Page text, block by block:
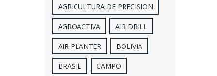
AGRICULTURA DE PRECISION
AGROACTIVA AIR DRILL
AIR PLANTER BOLIVIA
BRASIL CAMPO